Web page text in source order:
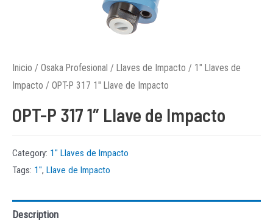
Inicio / Osaka Profesional / Llaves de Impacto / 1″ Llaves de
Impacto / OPT-P 317 1″ Llave de Impacto
OPT-P 317 1″ Llave de Impacto
Category: 1″ Llaves de Impacto
Tags: 1", Llave de Impacto
Description